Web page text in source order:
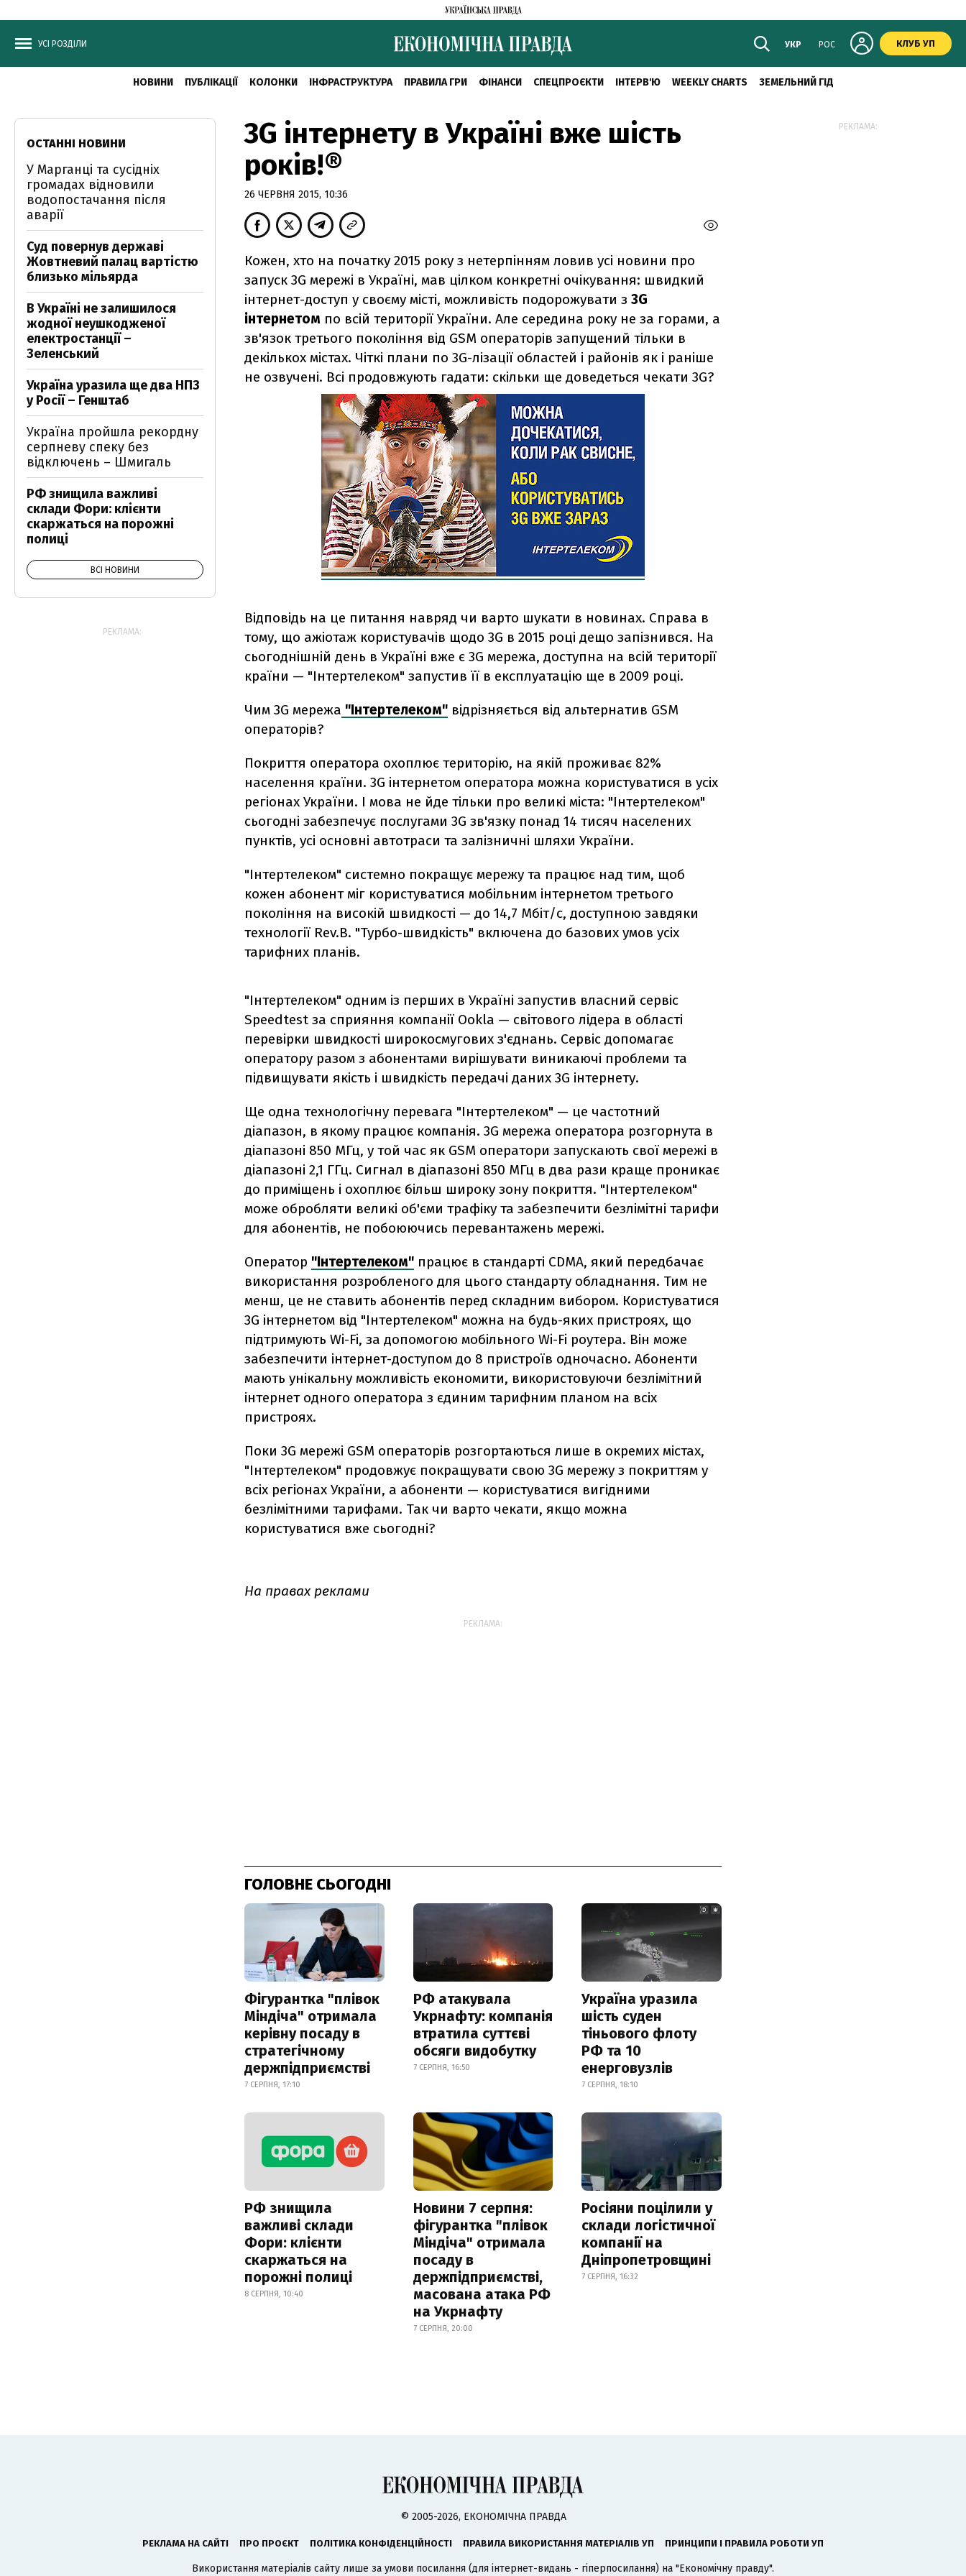
УСІ РОЗДІЛИ УКР РОС КЛУБ УП
НОВИНИ ПУБЛІКАЦІЇ КОЛОНКИ ІНФРАСТРУКТУРА ПРАВИЛА ГРИ ФІНАНСИ СПЕЦПРОЄКТИ ІНТЕРВ'Ю WEEKLY CHARTS ЗЕМЕЛЬНИЙ ГІД
3G інтернету в Україні вже шість
років!®
26 ЧЕРВНЯ 2015, 10:36
Кожен, хто на початку 2015 року з нетерпінням ловив усі новини про
запуск 3G мережі в Україні, мав цілком конкретні очікування: швидкий
інтернет-доступ у своєму місті, можливість подорожувати з 3G
інтернетом по всій території України. Але середина року не за горами, а
зв'язок третього покоління від GSM операторів запущений тільки в
декількох містах. Чіткі плани по 3G-лізації областей і районів як і раніше
не озвучені. Всі продовжують гадати: скільки ще доведеться чекати 3G?
Відповідь на це питання навряд чи варто шукати в новинах. Справа в
тому, що ажіотаж користувачів щодо 3G в 2015 році дещо запізнився. На
сьогоднішній день в Україні вже є 3G мережа, доступна на всій території
країни — "Інтертелеком" запустив її в експлуатацію ще в 2009 році.
Чим 3G мережа "Інтертелеком" відрізняється від альтернатив GSM
операторів?
Покриття оператора охоплює територію, на якій проживає 82%
населення країни. 3G інтернетом оператора можна користуватися в усіх
регіонах України. І мова не йде тільки про великі міста: "Інтертелеком"
сьогодні забезпечує послугами 3G зв'язку понад 14 тисяч населених
пунктів, усі основні автотраси та залізничні шляхи України.
"Інтертелеком" системно покращує мережу та працює над тим, щоб
кожен абонент міг користуватися мобільним інтернетом третього
покоління на високій швидкості — до 14,7 Мбіт/с, доступною завдяки
технології Rev.B. "Турбо-швидкість" включена до базових умов усіх
тарифних планів.
"Інтертелеком" одним із перших в Україні запустив власний сервіс
Speedtest за сприяння компанії Ookla — світового лідера в області
перевірки швидкості широкосмугових з'єднань. Сервіс допомагає
оператору разом з абонентами вирішувати виникаючі проблеми та
підвищувати якість і швидкість передачі даних 3G інтернету.
Ще одна технологічну перевага "Інтертелеком" — це частотний
діапазон, в якому працює компанія. 3G мережа оператора розгорнута в
діапазоні 850 МГц, у той час як GSM оператори запускають свої мережі в
діапазоні 2,1 ГГц. Сигнал в діапазоні 850 МГц в два рази краще проникає
до приміщень і охоплює більш широку зону покриття. "Інтертелеком"
може обробляти великі об'єми трафіку та забезпечити безлімітні тарифи
для абонентів, не побоюючись перевантажень мережі.
Оператор "Інтертелеком" працює в стандарті CDMA, який передбачає
використання розробленого для цього стандарту обладнання. Тим не
менш, це не ставить абонентів перед складним вибором. Користуватися
3G інтернетом від "Інтертелеком" можна на будь-яких пристроях, що
підтримують Wi-Fi, за допомогою мобільного Wi-Fi роутера. Він може
забезпечити інтернет-доступом до 8 пристроїв одночасно. Абоненти
мають унікальну можливість економити, використовуючи безлімітний
інтернет одного оператора з єдиним тарифним планом на всіх
пристроях.
Поки 3G мережі GSM операторів розгортаються лише в окремих містах,
"Інтертелеком" продовжує покращувати свою 3G мережу з покриттям у
всіх регіонах України, а абоненти — користуватися вигідними
безлімітними тарифами. Так чи варто чекати, якщо можна
користуватися вже сьогодні?
На правах реклами
РЕКЛАМА:
ГОЛОВНЕ СЬОГОДНІ
Фігурантка "плівок
Міндіча" отримала
керівну посаду в
стратегічному
держпідприємстві
7 СЕРПНЯ, 17:10
РФ атакувала
Укрнафту: компанія
втратила суттєві
обсяги видобутку
7 СЕРПНЯ, 16:50
Україна уразила
шість суден
тіньового флоту
РФ та 10
енерговузлів
7 СЕРПНЯ, 18:10
РФ знищила
важливі склади
Фори: клієнти
скаржаться на
порожні полиці
8 СЕРПНЯ, 10:40
Новини 7 серпня:
фігурантка "плівок
Міндіча" отримала
посаду в
держпідприємстві,
масована атака РФ
на Укрнафту
7 СЕРПНЯ, 20:00
Росіяни поцілили у
склади логістичної
компанії на
Дніпропетровщині
7 СЕРПНЯ, 16:32
ОСТАННІ НОВИНИ
У Марганці та сусідніх
громадах відновили
водопостачання після
аварії
Суд повернув державі
Жовтневий палац вартістю
близько мільярда
В Україні не залишилося
жодної неушкодженої
електростанції –
Зеленський
Україна уразила ще два НПЗ
у Росії – Генштаб
Україна пройшла рекордну
серпневу спеку без
відключень – Шмигаль
РФ знищила важливі
склади Фори: клієнти
скаржаться на порожні
полиці
ВСІ НОВИНИ
РЕКЛАМА:
РЕКЛАМА:
© 2005-2026, ЕКОНОМІЧНА ПРАВДА
РЕКЛАМА НА САЙТІ ПРО ПРОЄКТ ПОЛІТИКА КОНФІДЕНЦІЙНОСТІ ПРАВИЛА ВИКОРИСТАННЯ МАТЕРІАЛІВ УП ПРИНЦИПИ І ПРАВИЛА РОБОТИ УП
Використання матеріалів сайту лише за умови посилання (для інтернет-видань - гіперпосилання) на "Економічну правду".